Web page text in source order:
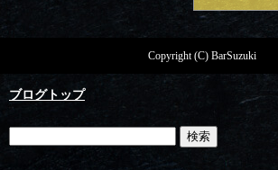
Copyright (C) BarSuzuki
ブログトップ